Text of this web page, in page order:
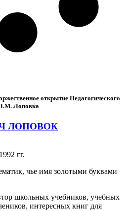
открытие Педагогического
Лоповка
ЛОПОВОК
гг.
чье имя золотыми буквами
школьных учебников, учебных
интересных книг для